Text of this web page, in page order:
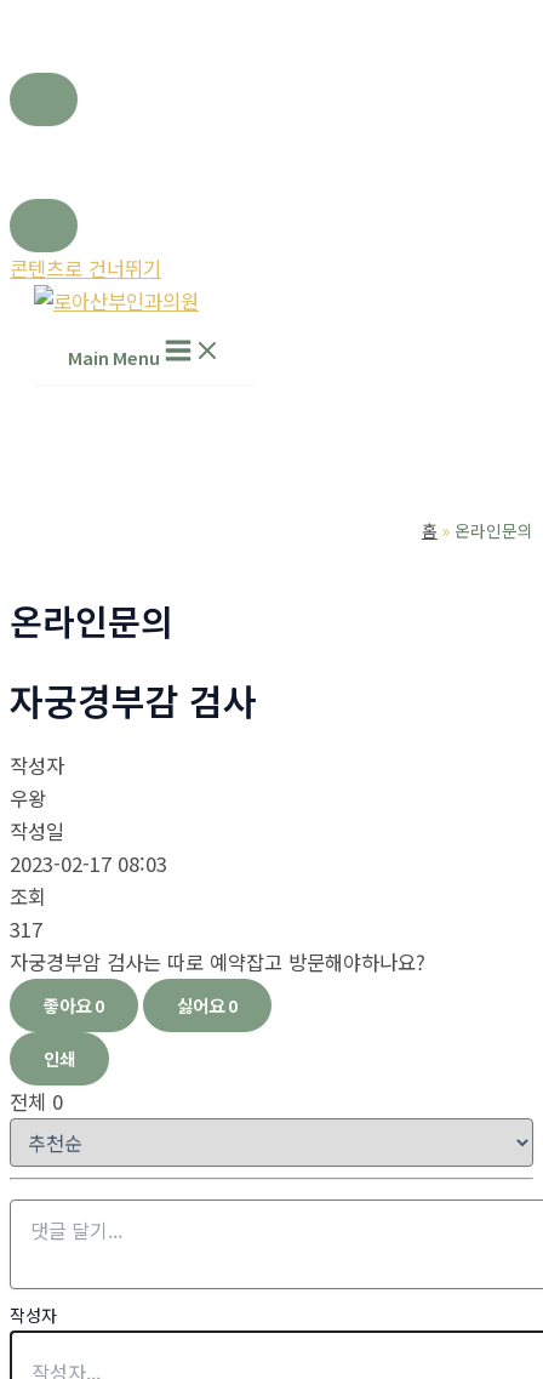
콘텐츠로 건너뛰기
Main Menu
홈 온라인문의
온라인문의
자궁경부감 검사
작성자
우왕
작성일
2023-02-17 08:03
조회
317
자궁경부암 검사는 따로 예약잡고 방문해야하나요?
좋아요0 싫어요0
인쇄
전체 0
작성자